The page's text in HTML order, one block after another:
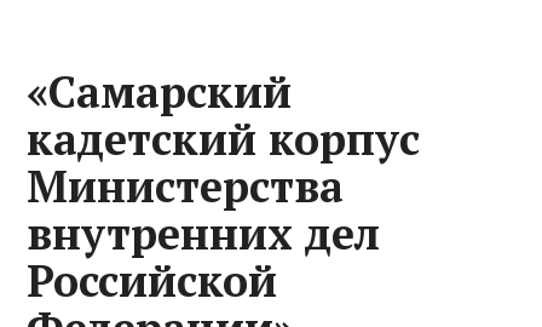
«Самарский
кадетский корпус
Министерства
внутренних дел
Российской